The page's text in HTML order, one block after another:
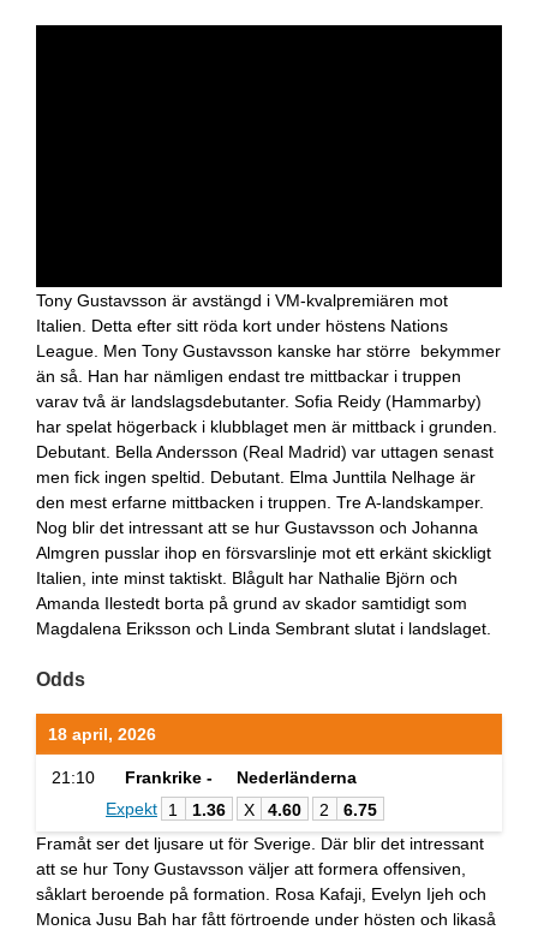
Tony Gustavsson är avstängd i VM-kvalpremiären mot
Italien. Detta efter sitt röda kort under höstens Nations
League. Men Tony Gustavsson kanske har större bekymmer
än så. Han har nämligen endast tre mittbackar i truppen
varav två är landslagsdebutanter. Sofia Reidy (Hammarby)
har spelat högerback i klubblaget men är mittback i grunden.
Debutant. Bella Andersson (Real Madrid) var uttagen senast
men fick ingen speltid. Debutant. Elma Junttila Nelhage är
den mest erfarne mittbacken i truppen. Tre A-landskamper.
Nog blir det intressant att se hur Gustavsson och Johanna
Almgren pusslar ihop en försvarslinje mot ett erkänt skickligt
Italien, inte minst taktiskt. Blågult har Nathalie Björn och
Amanda Ilestedt borta på grund av skador samtidigt som
Magdalena Eriksson och Linda Sembrant slutat i landslaget.
Odds
18 april, 2026
21:10 Frankrike -
Nederländerna
Expekt
1 1.36 X 4.60 2
6.75
Framåt ser det ljusare ut för Sverige. Där blir det intressant
att se hur Tony Gustavsson väljer att formera offensiven,
såklart beroende på formation. Rosa Kafaji, Evelyn Ijeh och
Monica Jusu Bah har fått förtroende under hösten och likaså